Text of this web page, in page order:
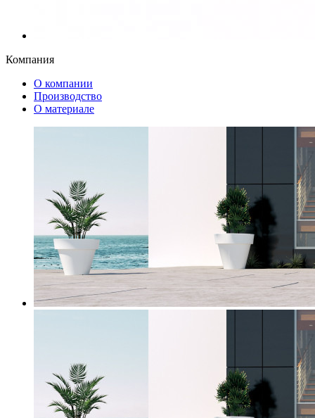
Компания
О компании
Производство
О материале